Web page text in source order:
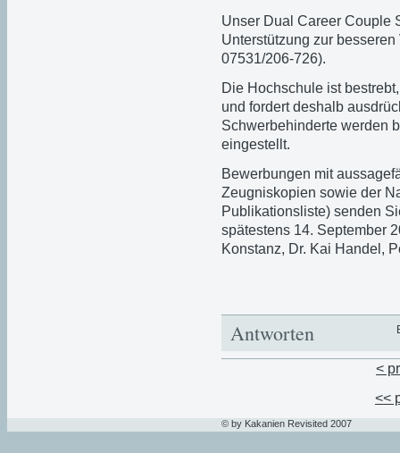
Unser Dual Career Couple
Unterstützung zur
07531/206-726).
Die Hochschule ist
und fordert deshalb
Schwerbehinderte werden
eingestellt.
Bewerbungen mit
Zeugniskopien sowie der
Publikationsliste) senden
spätestens 14. September
Konstanz, Dr. Kai Handel,
Antworten
<
<<
© by Kakanien Revisited 2007